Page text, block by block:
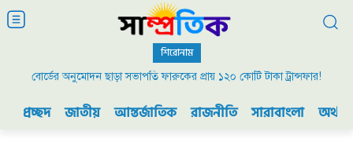
শিরোনাম
বোর্ডের অনুমোদন ছাড়া সভাপতি ফারুকের প্রায় ১২০ কোটি টাকা ট্রান্সফার!
প্রচ্ছদ জাতীয় আন্তর্জাতিক রাজনীতি সারাবাংলা